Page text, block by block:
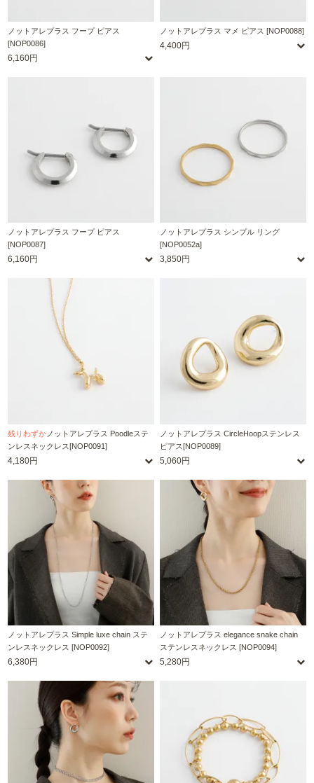
ノットアレプラス フープ ピアス
[NOP0086]
6,160円
ノットアレプラス マメ ピアス [NOP0088]
4,400円
ノットアレプラス フープ ピアス
[NOP0087]
6,160円
ノットアレプラス シンプル リング
[NOP0052a]
3,850円
残りわずか ノットアレプラス Poodleステ
ンレスネックレス[NOP0091]
4,180円
ノットアレプラス CircleHoopステンレス
ピアス[NOP0089]
5,060円
ノットアレプラス Simple luxe chain ステ
ンレスネックレス [NOP0092]
6,380円
ノットアレプラス elegance snake chain
ステンレスネックレス [NOP0094]
5,280円